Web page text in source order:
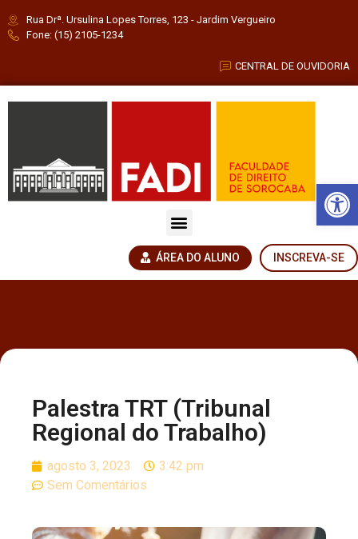
Rua Drª. Ursulina Lopes Torres, 123 - Jardim Vergueiro
Fone: (15) 2105-1234
CENTRAL DE OUVIDORIA
ÁREA DO ALUNO INSCREVA-SE
Palestra TRT (Tribunal
Regional do Trabalho)
agosto 3, 2023
3:42 pm
Sem Comentários
Barra de